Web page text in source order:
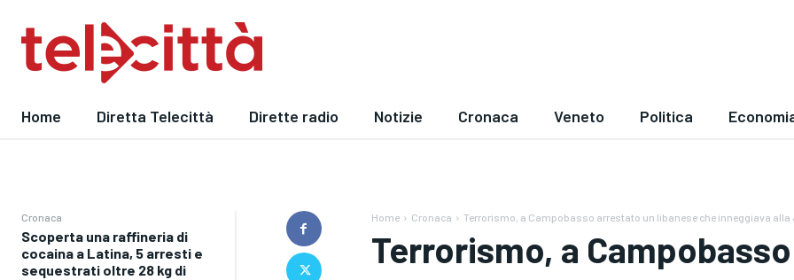
Home Diretta Telecittà Dirette radio Notizie Cronaca Veneto Politica
Cronaca
Scoperta una raffineria di
cocaina a Latina, 5 arresti e
sequestrati oltre 28 kg di
Home Cronaca Terrorismo, a Campobasso arrestato un libanese che inneggiava alla
Terrorismo, a